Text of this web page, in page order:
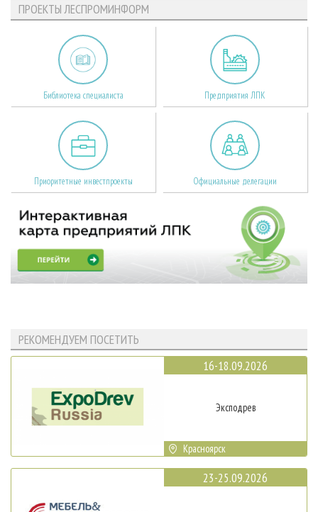
ПРОЕКТЫ ЛЕСПРОМИНФОРМ
Библиотека специалиста Предприятия ЛПК
Приоритетные инвестпроекты Официальные делегации
РЕКОМЕНДУЕМ ПОСЕТИТЬ
16-18.09.2026
Эксподрев
Красноярск
23-25.09.2026